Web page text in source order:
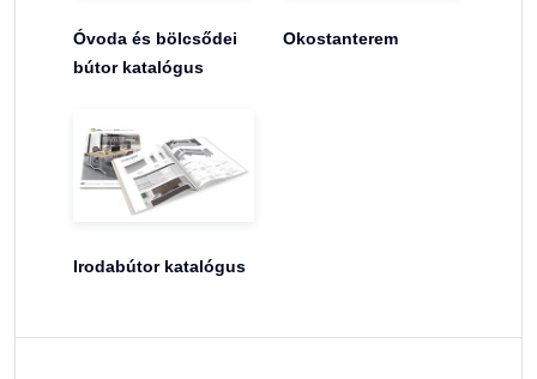
Óvoda és bölcsődei
bútor katalógus
Okostanterem
Irodabútor katalógus